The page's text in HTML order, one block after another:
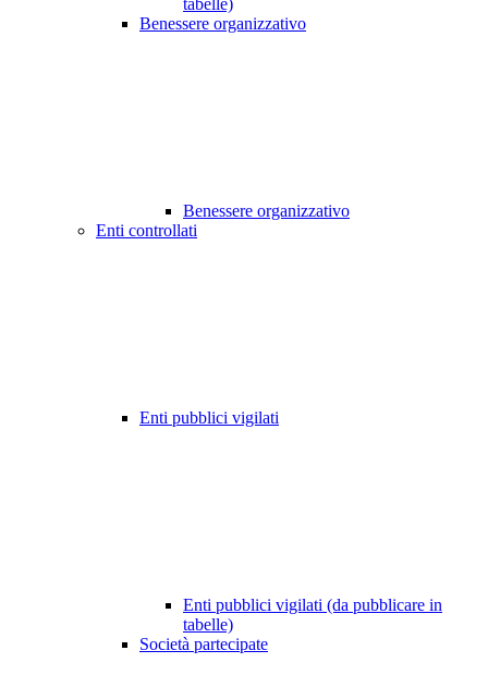
tabelle)
Benessere organizzativo
Benessere organizzativo
Enti controllati
Enti pubblici vigilati
Enti pubblici vigilati (da pubblicare in
tabelle)
Società partecipate